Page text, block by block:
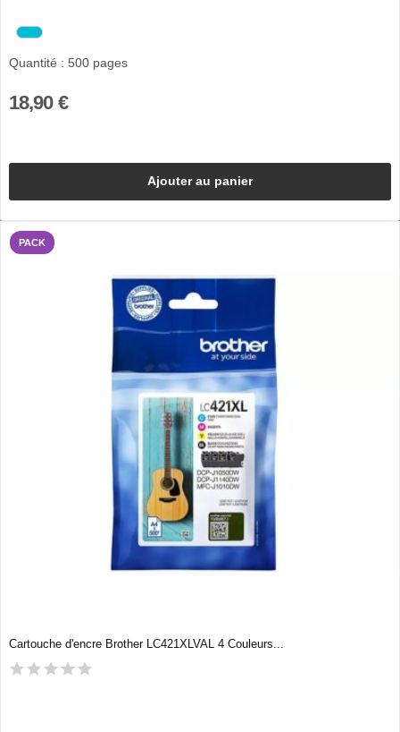
Quantité : 500 pages
18,90 €
Ajouter au panier
PACK
Cartouche d'encre Brother LC421XLVAL 4 Couleurs...